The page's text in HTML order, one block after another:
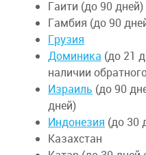
Гаити (до 90
Гамбия (до 90
Грузия
Доминика (до 21
наличии
Израиль (до 90
дней)
Индонезия (до 30
Казахстан